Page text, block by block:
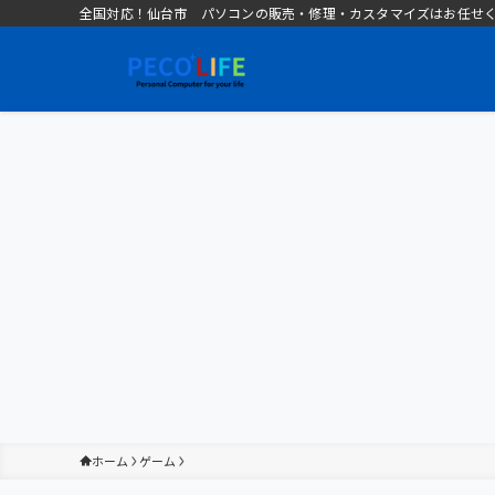
全国対応！仙台市 パソコンの販売・修理・カスタマイズはお任せ
ホーム ゲーム